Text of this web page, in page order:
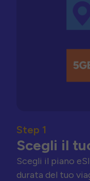
Step 1
Scegli il
Scegli il piano
durata del tuo